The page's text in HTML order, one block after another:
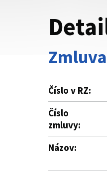
Číslo v RZ:
Číslo
zmluvy:
Názov: